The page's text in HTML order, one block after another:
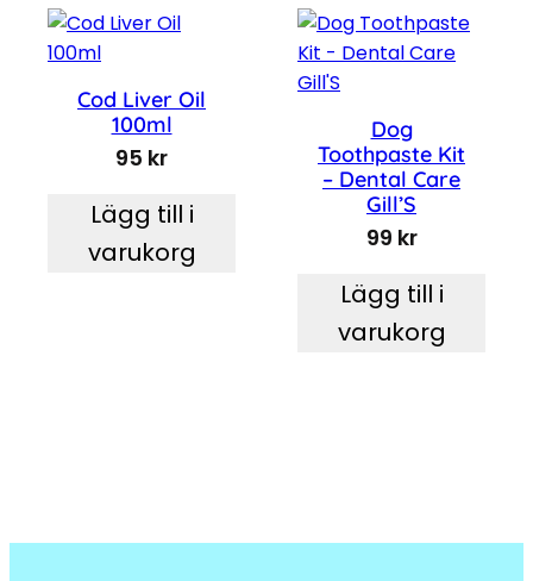
Cod Liver Oil
100ml
95 kr
Lägg till i
varukorg
Dog
Toothpaste Kit
– Dental Care
Gill’S
99 kr
Lägg till i
varukorg